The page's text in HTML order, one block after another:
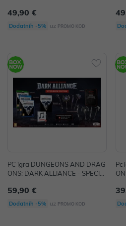
49,90 €
Dodatnih -5% uz PROMO KOD
PC igra DUNGEONS AND DRAG
ONS: DARK ALLIANCE - SPECIA
59,90 €
Dodatnih -5% uz PROMO KOD
Pc